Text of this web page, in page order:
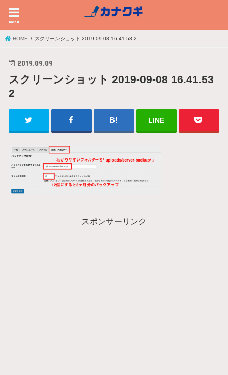
menu
HOME スクリーンショット 2019-09-08 16.41.53 2
2019.09.09
スクリーンショット 2019-09-08 16.41.53
2
LINE
スポンサーリンク